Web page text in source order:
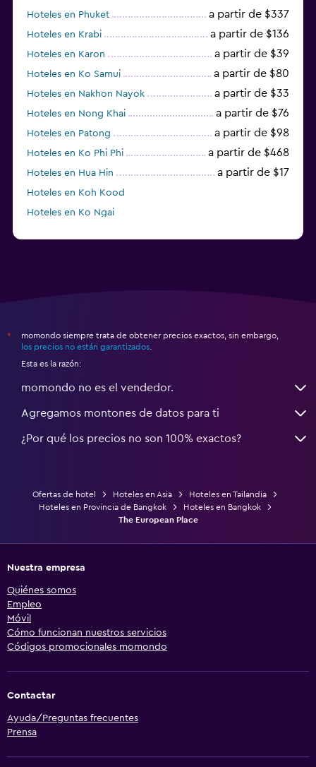
Hoteles en Phuket a partir de $337
Hoteles en Krabi a partir de $136
Hoteles en Karon a partir de $39
Hoteles en Ko Samui a partir de $80
Hoteles en Nakhon Nayok a partir de $33
Hoteles en Nong Khai a partir de $76
Hoteles en Patong a partir de $98
Hoteles en Ko Phi Phi a partir de $468
Hoteles en Hua Hin a partir de $17
Hoteles en Koh Kood
Hoteles en Ko Ngai
*
momondo siempre trata de obtener precios exactos, sin embargo,
los precios no están garantizados
Esta es la razón:
momondo no es el vendedor.
Agregamos montones de datos para ti
¿Por qué los precios no son 100% exactos?
Ofertas de hotel Hoteles en Asia
Hoteles en Tailandia
Hoteles en Provincia de Bangkok
Hoteles en Bangkok
The European Place
Nuestra empresa
Quiénes somos
Empleo
Móvil
Cómo funcionan nuestros servicios
Códigos promocionales momondo
Contactar
Ayuda/Preguntas frecuentes
Prensa